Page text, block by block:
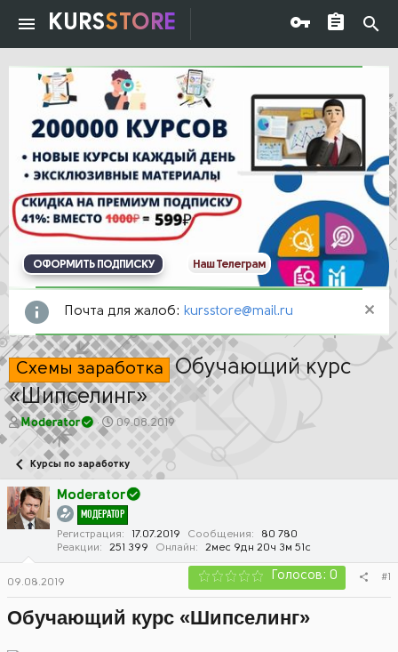
KURSSTORE
ОФОРМИТЬ ПОДПИСКУ Наш Телеграм
Почта для жалоб: kursstore@mail.ru
Схемы заработка Обучающий курс
«Шипселинг»
А
т
о
р
т
е
Moderator
Д
а
а
ч
а
л
а
09.08.2019
Курсы по заработку
Moderator
МОДЕРАТОР
Регистрация 17.07.2019 Сообщения
80 780
Реакции
251 399 Онлайн 2мес 9дн 20ч 3м 51с
09.08.2019 Голосов: 0 #1
Обучающий курс «Шипселинг»